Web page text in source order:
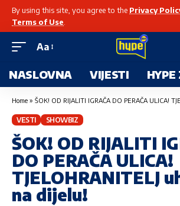
By using this site, you agree to the Privacy
Terms of Use
Aa
NASLOVNA VIJESTI HYPE
Home » ŠOK! OD RIJALITI IGRAČA DO PERAČA ULICA!
VESTI SHOWBIZ
ŠOK! OD RIJALITI
DO PERAČA ULICA!
TJELOHRANITELJ
na dijelu!